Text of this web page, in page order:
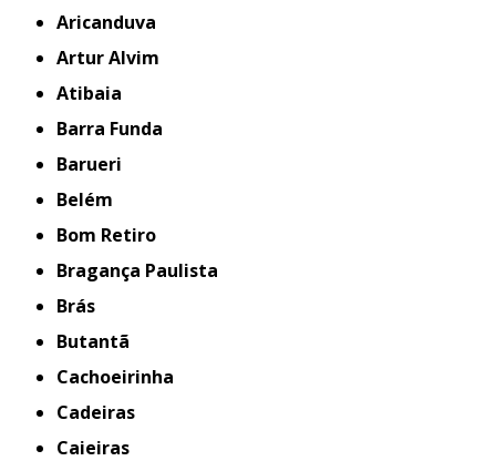
Aricanduva
Artur Alvim
Atibaia
Barra Funda
Barueri
Belém
Bom Retiro
Bragança Paulista
Brás
Butantã
Cachoeirinha
Cadeiras
Caieiras